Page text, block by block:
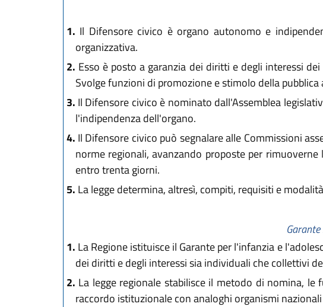
1. Il Difensore civico è organo autonomo e
organizzativa.
2. Esso è posto a garanzia dei diritti e degli interessi
Svolge funzioni di promozione e stimolo della
3. Il Difensore civico è nominato dall'Assemblea
l'indipendenza dell'organo.
4. Il Difensore civico può segnalare alle Commissioni
norme regionali, avanzando proposte per
entro trenta giorni.
5. La legge determina, altresì, compiti, requisiti e
1. La Regione istituisce il Garante per l'infanzia e
dei diritti e degli interessi sia individuali che collettivi
2. La legge regionale stabilisce il metodo di nomina,
raccordo istituzionale con analoghi organismi